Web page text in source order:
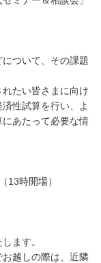
ついて、その課題
たい皆さまに向け
性試算を行い、よ
あたって必要な情
時開場）
ます。
お越しの際は、近隣